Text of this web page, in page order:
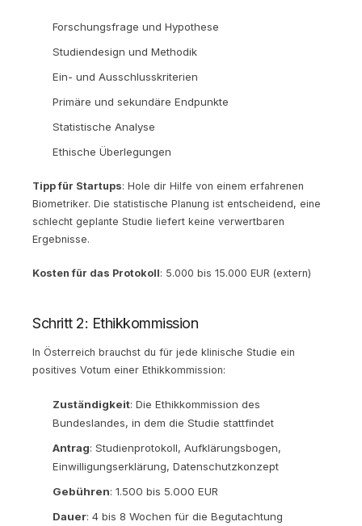
Forschungsfrage und Hypothese
Studiendesign und Methodik
Ein- und Ausschlusskriterien
Primäre und sekundäre Endpunkte
Statistische Analyse
Ethische Überlegungen
Tipp für Startups: Hole dir Hilfe von einem erfahrenen
Biometriker. Die statistische Planung ist entscheidend, eine
schlecht geplante Studie liefert keine verwertbaren
Ergebnisse.
Kosten für das Protokoll: 5.000 bis 15.000 EUR (extern)
Schritt 2: Ethikkommission
In Österreich brauchst du für jede klinische Studie ein
positives Votum einer Ethikkommission:
Zuständigkeit: Die Ethikkommission des
Bundeslandes, in dem die Studie stattfindet
Antrag: Studienprotokoll, Aufklärungsbogen,
Einwilligungserklärung, Datenschutzkonzept
Gebühren: 1.500 bis 5.000 EUR
Dauer: 4 bis 8 Wochen für die Begutachtung